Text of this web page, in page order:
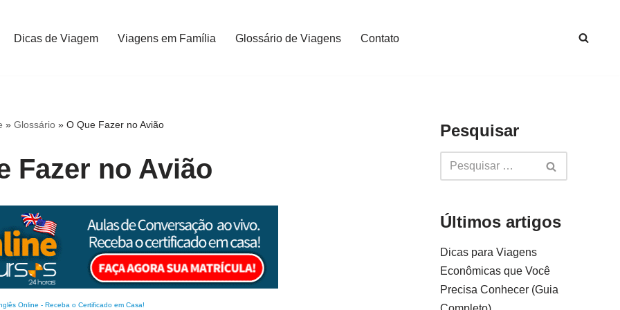
Dicas de Viagem Viagens em Família Glossário de Viagens Contato
»Glossário »O Que Fazer no Avião
Fazer no Avião
Online - Receba o Certificado em Casa!
Pesquisar
Últimos artigos
Dicas para Viagens
Econômicas que Você
Precisa Conhecer (Guia